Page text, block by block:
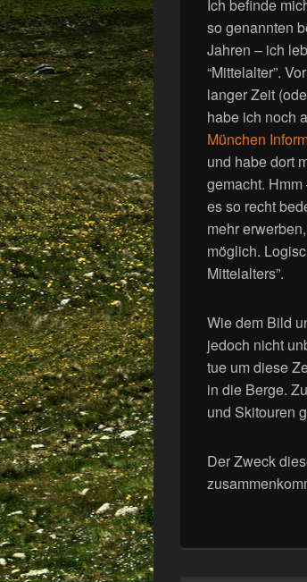
Ich befinde
so genannten
Jahren – ich
“Mittelalter”.
langer Zeit
habe ich noch
München
und habe dort
gemacht.
es so recht
mehr
möglich.
Mittelalters”.
Wie dem Bild
jedoch nicht
tue um diese
in die Berge.
und Skitouren
Der Zweck